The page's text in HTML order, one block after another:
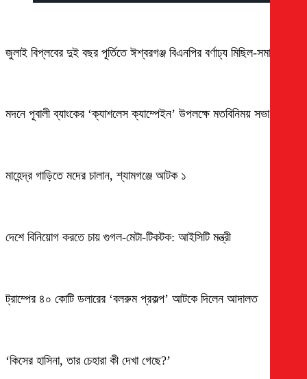
জুলাই বিপ্লবের দুই বছর পূর্তিতে ঈশ্বরগঞ্জ বিএনপির বর্ণাঢ্য মিছিল-সমাবেশ
মদনে পূবালী ব্যাংকের ‘ক্যাশলেস ক্যাম্পেইন’ উপলক্ষে মতবিনিময় সভা
মাহেন্দ্র গাড়িতে মদের চালান, শ্যামগঞ্জে আটক ১
দেশে বিনিয়োগ করতে চায় গুগল-মেটা-টিকটক: আইসিটি মন্ত্রী
ট্রাম্পের ৪০ কোটি ডলারের ‘বলরুম প্রকল্প’ আটকে দিলেন আদালত
‘কিসের হাসিনা, তার চেহারা কী দেখা গেছে?’